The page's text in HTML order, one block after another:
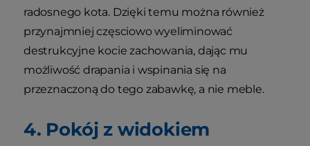
radosnego kota. Dzięki temu można również
przynajmniej częsciowo wyeliminować
destrukcyjne kocie zachowania, dając mu
możliwość drapania i wspinania się na
przeznaczoną do tego zabawkę, a nie meble.
4. Pokój z widokiem